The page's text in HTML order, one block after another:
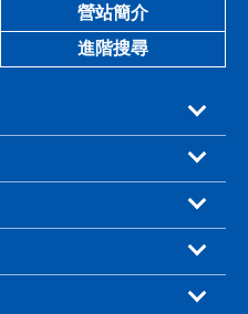
營站簡介
進階搜尋